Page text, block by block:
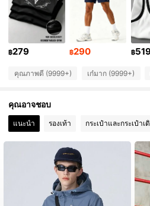
51K ผู้ติดตาม
4.92 51K ผู้ติดตาม
51K ผู้ติดตาม
4.92
4.92 51K ผู้ติดตาม
฿279 ฿290 ฿
คุณภาพดี (9999+) เก๋มาก (9999+)
คุณอาจชอบ
แนะนำ รองเท้า กระเป๋าและกระเป๋าเ